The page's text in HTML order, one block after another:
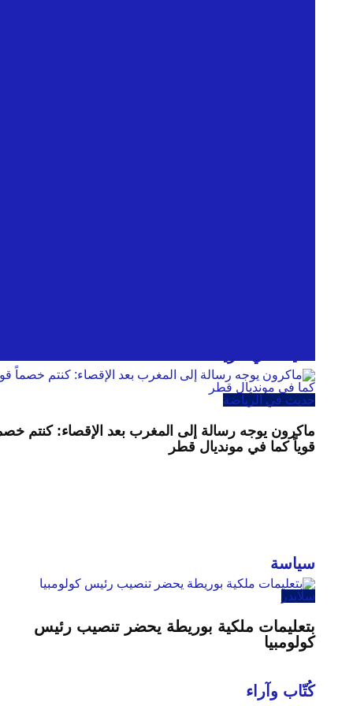
حديث في الرياضة
ماكرون يوجه رسالة إلى المغرب بعد الإقصاء: كنتم
قوياً كما في مونديال قطر
سياسة
سلايدر
بتعليمات ملكية بوريطة يحضر تنصيب رئيس
كولومبيا
كُتّاب وآراء